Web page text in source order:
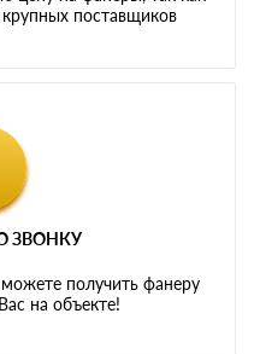
поставщиков
ЗВОНКУ
получить фанеру
на объекте!